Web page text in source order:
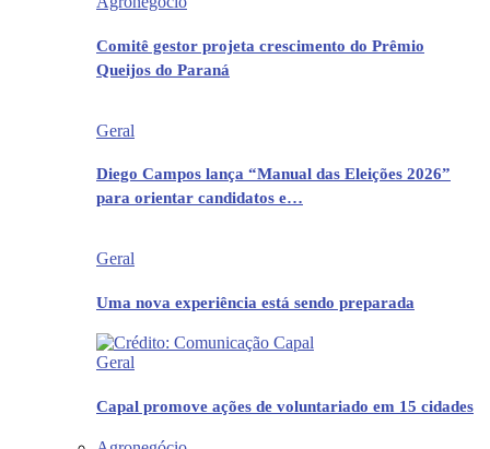
Comitê gestor projeta crescimento do Prêmio
Queijos do Paraná
Geral
Diego Campos lança “Manual das Eleições 2026”
para orientar candidatos e…
Geral
Uma nova experiência está sendo preparada
Geral
Capal promove ações de voluntariado em 15 cidades